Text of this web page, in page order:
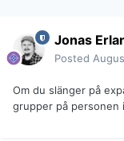
Jonas
Posted
Om du slänger på
grupper på personen